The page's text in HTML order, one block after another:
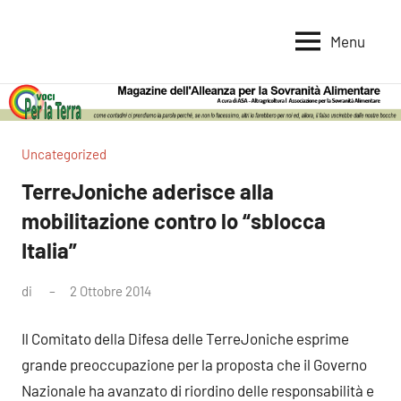
per
la
Terra
per
la
Alimentare
Menu
Uncategorized
TerreJoniche aderisce alla
mobilitazione contro lo “sblocca
Italia”
di 2 Ottobre 2014
Il Comitato della Difesa delle TerreJoniche esprime
grande preoccupazione per la proposta che il Governo
Nazionale ha avanzato di riordino delle responsabilità e